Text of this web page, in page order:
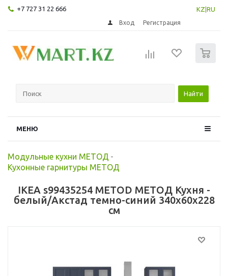
+7 727 31 22 666 KZ RU
Вход Регистрация
Найти
МЕНЮ
Модульные кухни МЕТОД -
Кухонные гарнитуры МЕТОД
IKEA s99435254 METOD МЕТОД Кухня -
белый/Акстад темно-синий 340x60x228
см